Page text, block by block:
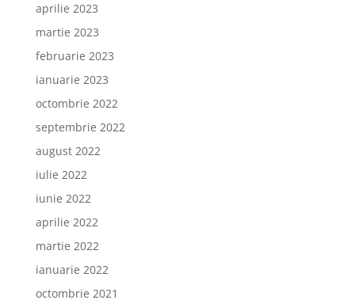
aprilie 2023
martie 2023
februarie 2023
ianuarie 2023
octombrie 2022
septembrie 2022
august 2022
iulie 2022
iunie 2022
aprilie 2022
martie 2022
ianuarie 2022
octombrie 2021